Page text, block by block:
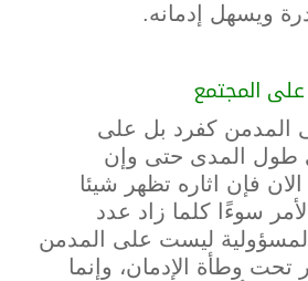
ويسهل إدمانه.
المجتمع
المدمن كفرد بل على
طول المدى حتى وإن
فإن اثاره تظهر شيئا
سوءًا كلما زاد عدد
ليست على المدمن
وطأة الإدمان، وإنما